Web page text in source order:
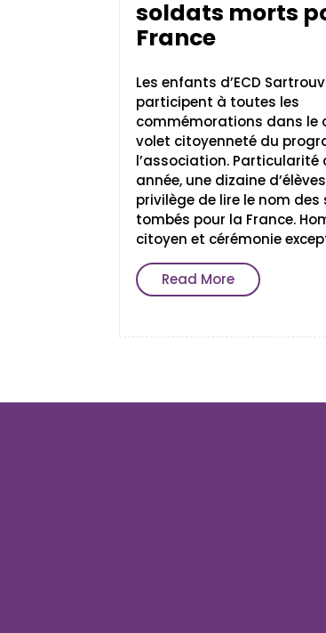
soldats morts
France
Les enfants d’ECD
participent à toutes les
commémorations dans le
volet citoyenneté du
l’association. Particularité
année, une dizaine
privilège de lire le nom
tombés pour la France.
citoyen et cérémonie
Read More